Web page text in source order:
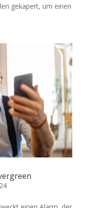
gekapert, um einen